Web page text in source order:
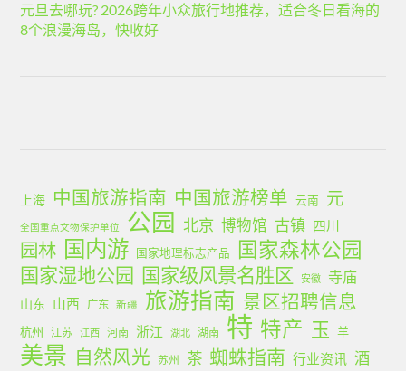
元旦去哪玩? 2026跨年小众旅行地推荐，适合冬日看海的
8个浪漫海岛，快收好
上海 中国旅游指南 中国旅游榜单 云南 元
全国重点文物保护单位 公园 北京 博物馆 古镇 四川
园林 国内游 国家地理标志产品 国家森林公园
国家湿地公园 国家级风景名胜区 安徽 寺庙
山东 山西 广东 新疆 旅游指南 景区招聘信息
杭州 江苏 江西 河南 浙江 湖北 湖南 特 特产 玉 羊
美景 自然风光 苏州 茶 蜘蛛指南 行业资讯 酒